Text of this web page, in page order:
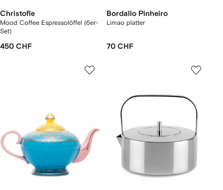
Christofle
Mood Coffee Espressolöffel (6er-
Set)
450 CHF
Bordallo Pinheiro
Limao platter
70 CHF